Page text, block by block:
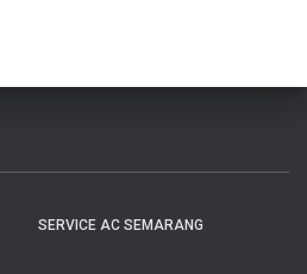
SERVICE AC SEMARANG